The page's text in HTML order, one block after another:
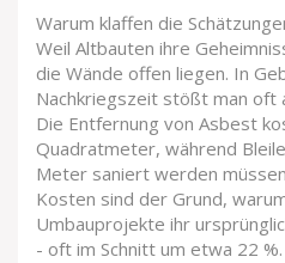
Warum klaffen die
Weil Altbauten ihre
die Wände offen liegen. In
Nachkriegszeit stößt man oft
Die Entfernung von Asbest
Quadratmeter, während
Meter saniert werden
Kosten sind der Grund,
Umbauprojekte ihr
- oft im Schnitt um etwa 22 %.